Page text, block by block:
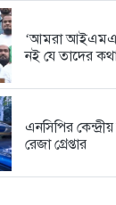
সরকারের রাজস্ব
5 days আগে
1 week আগে
‘আমরা আইএমএফ
নই যে তাদের
এনসিপির
রেজা গ্রেপ্তার